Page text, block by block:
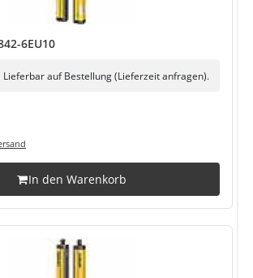
6EU10
Lieferbar auf Bestellung (Lieferzeit anfragen).
In den Warenkorb